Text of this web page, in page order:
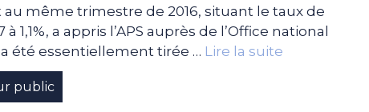
même trimestre de 2016, situant le taux de
a appris l’APS auprès de l’Office national
été essentiellement tirée … Lire la suite
public